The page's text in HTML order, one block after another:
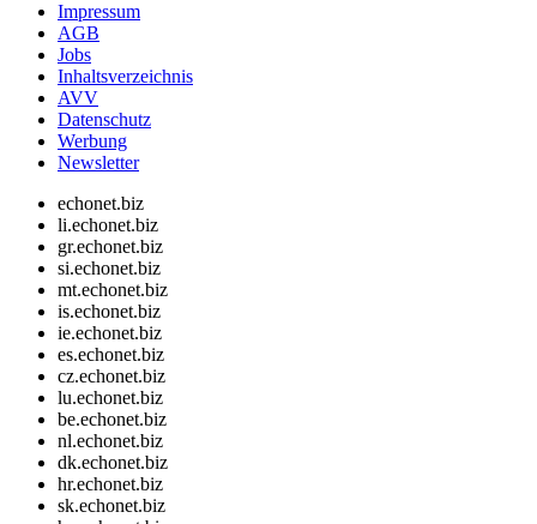
Impressum
AGB
Jobs
Inhaltsverzeichnis
AVV
Datenschutz
Werbung
Newsletter
echonet.biz
li.echonet.biz
gr.echonet.biz
si.echonet.biz
mt.echonet.biz
is.echonet.biz
ie.echonet.biz
es.echonet.biz
cz.echonet.biz
lu.echonet.biz
be.echonet.biz
nl.echonet.biz
dk.echonet.biz
hr.echonet.biz
sk.echonet.biz